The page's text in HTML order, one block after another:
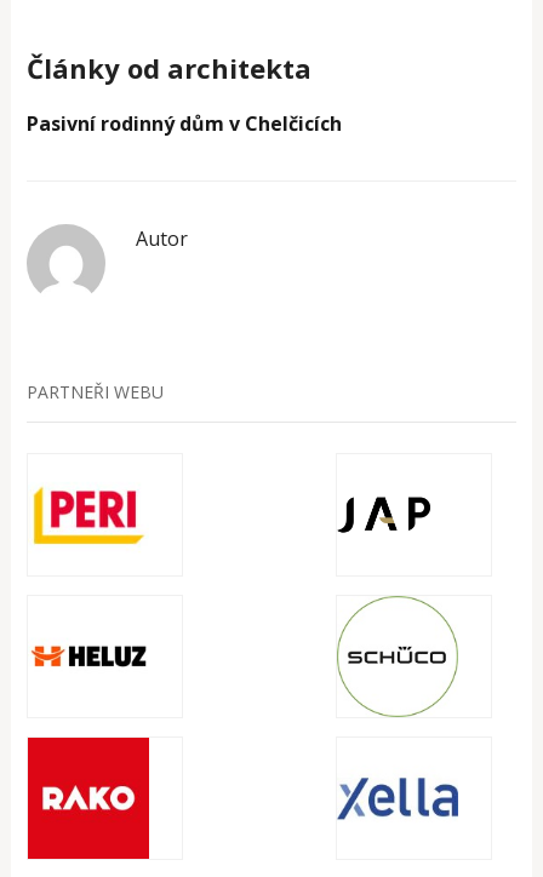
Články od architekta
Pasivní rodinný dům v Chelčicích
Autor
PARTNEŘI WEBU